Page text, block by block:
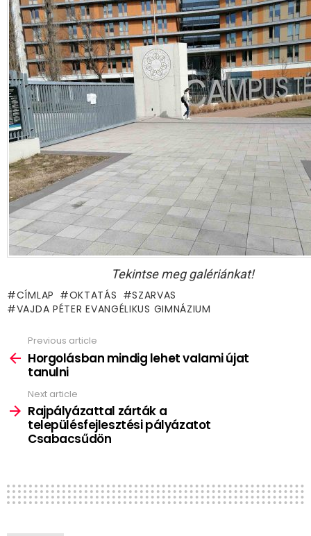
Tekintse meg galériánkat!
CÍMLAP OKTATÁS
SZARVAS
VAJDA PÉTER EVANGÉLIKUS GIMNÁZIUM
more
Previous article
Horgolásban mindig lehet valami újat
tanulni
Next article
Rajpályázattal zárták a
településfejlesztési pályázatot
Csabacsűdön